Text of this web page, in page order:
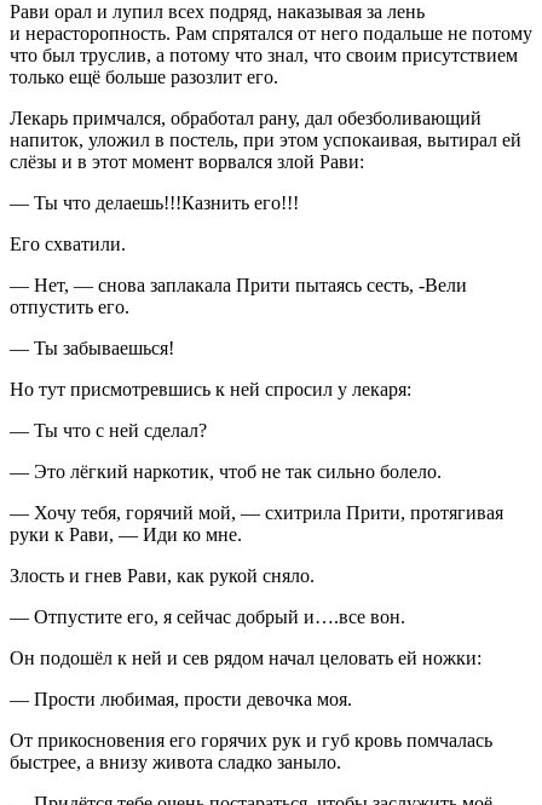
Рави орал и лупил всех подряд, наказывая за лень
и нерасторопность. Рам спрятался от него подальше не потому
что был труслив, а потому что знал, что своим присутствием
только ещё больше разозлит его.
Лекарь примчался, обработал рану, дал обезболивающий
напиток, уложил в постель, при этом успокаивая, вытирал ей
слёзы и в этот момент ворвался злой Рави:
— Ты что делаешь!!!Казнить его!!!
Его схватили.
— Нет, — снова заплакала Прити пытаясь сесть, -Вели
отпустить его.
— Ты забываешься!
Но тут присмотревшись к ней спросил у лекаря:
— Ты что с ней сделал?
— Это лёгкий наркотик, чтоб не так сильно болело.
— Хочу тебя, горячий мой, — схитрила Прити, протягивая
руки к Рави, — Иди ко мне.
Злость и гнев Рави, как рукой сняло.
— Отпустите его, я сейчас добрый и….все вон.
Он подошёл к ней и сев рядом начал целовать ей ножки:
— Прости любимая, прости девочка моя.
От прикосновения его горячих рук и губ кровь помчалась
быстрее, а внизу живота сладко заныло.